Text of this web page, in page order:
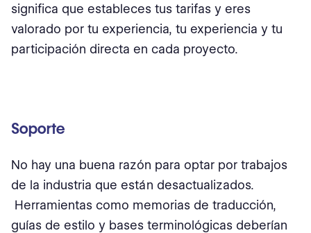
significa que estableces tus tarifas y eres
valorado por tu experiencia, tu experiencia y tu
participación directa en cada proyecto.
Soporte
No hay una buena razón para optar por trabajos
de la industria que están desactualizados.
Herramientas como memorias de traducción,
guías de estilo y bases terminológicas deberían